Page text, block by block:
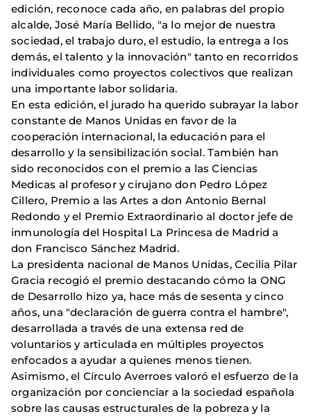
edición, reconoce cada año, en palabras del propio
alcalde, José María Bellido, "a lo mejor de nuestra
sociedad, el trabajo duro, el estudio, la entrega a los
demás, el talento y la innovación" tanto en recorridos
individuales como proyectos colectivos que realizan
una importante labor solidaria.
En esta edición, el jurado ha querido subrayar la labor
constante de Manos Unidas en favor de la
cooperación internacional, la educación para el
desarrollo y la sensibilización social. También han
sido reconocidos con el premio a las Ciencias
Medicas al profesor y cirujano don Pedro López
Cillero, Premio a las Artes a don Antonio Bernal
Redondo y el Premio Extraordinario al doctor jefe de
inmunología del Hospital La Princesa de Madrid a
don Francisco Sánchez Madrid.
La presidenta nacional de Manos Unidas, Cecilia Pilar
Gracia recogió el premio destacando cómo la ONG
de Desarrollo hizo ya, hace más de sesenta y cinco
años, una "declaración de guerra contra el hambre",
desarrollada a través de una extensa red de
voluntarios y articulada en múltiples proyectos
enfocados a ayudar a quienes menos tienen.
Asimismo, el Círculo Averroes valoró el esfuerzo de la
organización por concienciar a la sociedad española
sobre las causas estructurales de la pobreza y la